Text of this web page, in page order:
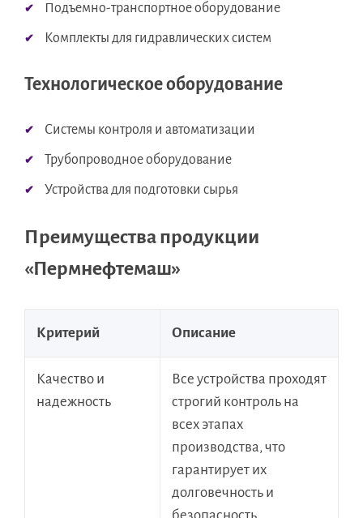
Подъемно-транспортное оборудование
Комплекты для гидравлических систем
Технологическое оборудование
Системы контроля и автоматизации
Трубопроводное оборудование
Устройства для подготовки сырья
Преимущества продукции
«Пермнефтемаш»
Критерий Описание
Качество и
надежность
Все устройства проходят
строгий контроль на
всех этапах
производства, что
гарантирует их
долговечность и